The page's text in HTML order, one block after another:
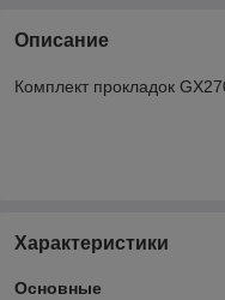
Описание
Комплект прокладок
Характеристики
Основные